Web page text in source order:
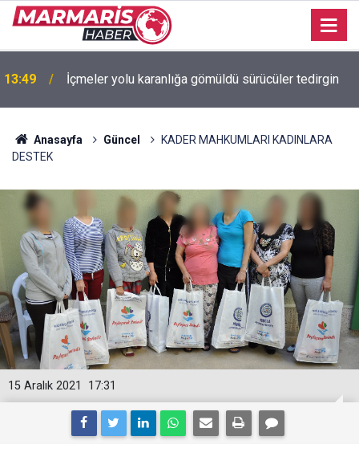
İçmeler yolu karanlığa gömüldü sürücüler tedirgin
13:45 Marella Discovery Marmaris Limanı’na demirledi
Anasayfa Güncel
KADER MAHKUMLARI KADINLARA
DESTEK
17:31
15 Aralık 2021